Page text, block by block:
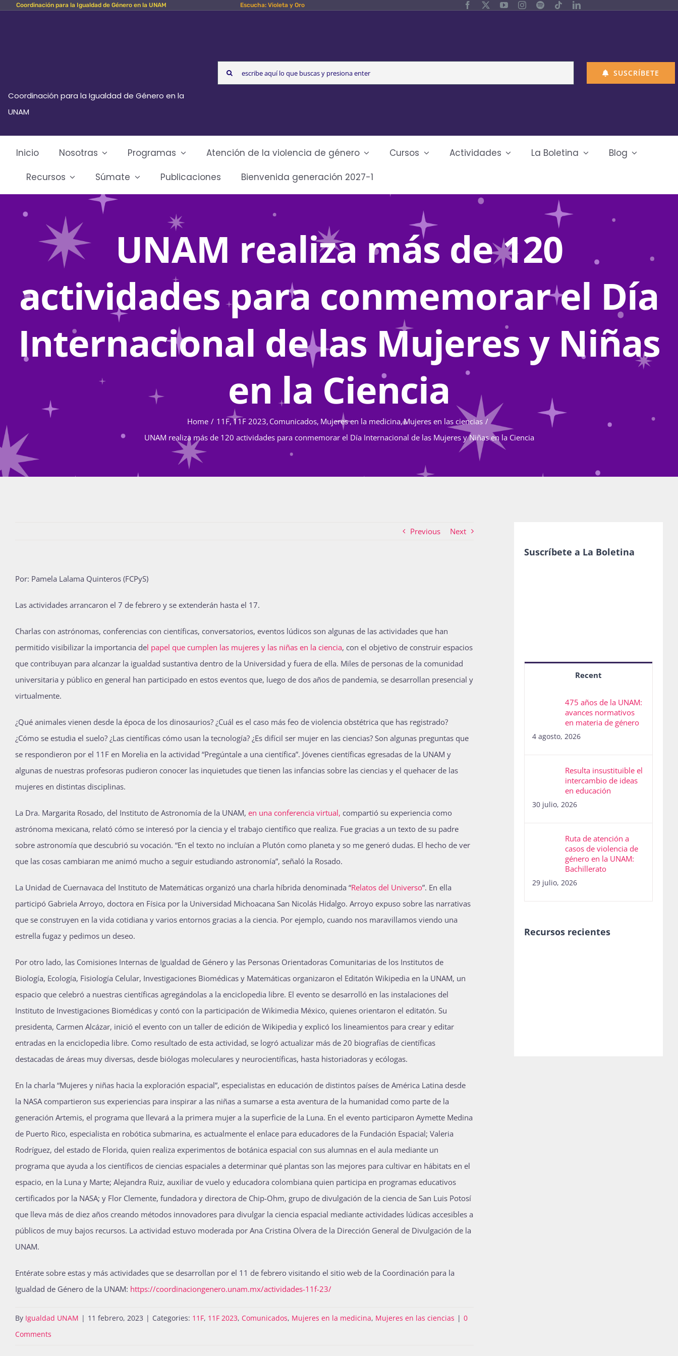
Skip Coordinación para la Igualdad de Género en la UNAM Escucha: Violeta y Oro
Coordinación para la Igualdad de Género en la
UNAM
Search
for:
SUSCRÍBETE
Inicio Nosotras Programas Atención de la violencia de género Cursos Actividades La Boletina
Blog
Recursos
Súmate Publicaciones Bienvenida generación 2027-1
UNAM realiza más de 120
actividades para conmemorar el Día
Internacional de las Mujeres y Niñas
en la Ciencia
Home 11F 11F 2023 Comunicados Mujeres en la medicina Mujeres en las ciencias
UNAM realiza más de 120 actividades para conmemorar el Día Internacional de las Mujeres y Niñas en la Ciencia
Previous Next
Por: Pamela Lalama Quinteros (FCPyS)
Las actividades arrancaron el 7 de febrero y se extenderán hasta el 17.
Charlas con astrónomas, conferencias con científicas, conversatorios, eventos lúdicos son algunas de las actividades que han
permitido visibilizar la importancia del papel que cumplen las mujeres y las niñas en la ciencia, con el objetivo de construir espacios
que contribuyan para alcanzar la igualdad sustantiva dentro de la Universidad y fuera de ella. Miles de personas de la comunidad
universitaria y público en general han participado en estos eventos que, luego de dos años de pandemia, se desarrollan presencial y
virtualmente.
¿Qué animales vienen desde la época de los dinosaurios? ¿Cuál es el caso más feo de violencia obstétrica que has registrado?
¿Cómo se estudia el suelo? ¿Las científicas cómo usan la tecnología? ¿Es difícil ser mujer en las ciencias? Son algunas preguntas que
se respondieron por el 11F en Morelia en la actividad “Pregúntale a una científica”. Jóvenes científicas egresadas de la UNAM y
algunas de nuestras profesoras pudieron conocer las inquietudes que tienen las infancias sobre las ciencias y el quehacer de las
mujeres en distintas disciplinas.
La Dra. Margarita Rosado, del Instituto de Astronomía de la UNAM, en una conferencia virtual, compartió su experiencia como
astrónoma mexicana, relató cómo se interesó por la ciencia y el trabajo científico que realiza. Fue gracias a un texto de su padre
sobre astronomía que descubrió su vocación. “En el texto no incluían a Plutón como planeta y so me generó dudas. El hecho de ver
que las cosas cambiaran me animó mucho a seguir estudiando astronomía”, señaló la Rosado.
La Unidad de Cuernavaca del Instituto de Matemáticas organizó una charla híbrida denominada “Relatos del Universo”. En ella
participó Gabriela Arroyo, doctora en Física por la Universidad Michoacana San Nicolás Hidalgo. Arroyo expuso sobre las narrativas
que se construyen en la vida cotidiana y varios entornos gracias a la ciencia. Por ejemplo, cuando nos maravillamos viendo una
estrella fugaz y pedimos un deseo.
Por otro lado, las Comisiones Internas de Igualdad de Género y las Personas Orientadoras Comunitarias de los Institutos de
Biología, Ecología, Fisiología Celular, Investigaciones Biomédicas y Matemáticas organizaron el Editatón Wikipedia en la UNAM, un
espacio que celebró a nuestras científicas agregándolas a la enciclopedia libre. El evento se desarrolló en las instalaciones del
Instituto de Investigaciones Biomédicas y contó con la participación de Wikimedia México, quienes orientaron el editatón. Su
presidenta, Carmen Alcázar, inició el evento con un taller de edición de Wikipedia y explicó los lineamientos para crear y editar
entradas en la enciclopedia libre. Como resultado de esta actividad, se logró actualizar más de 20 biografías de científicas
destacadas de áreas muy diversas, desde biólogas moleculares y neurocientíficas, hasta historiadoras y ecólogas.
En la charla “Mujeres y niñas hacia la exploración espacial”, especialistas en educación de distintos países de América Latina desde
la NASA compartieron sus experiencias para inspirar a las niñas a sumarse a esta aventura de la humanidad como parte de la
generación Artemis, el programa que llevará a la primera mujer a la superficie de la Luna. En el evento participaron Aymette Medina
de Puerto Rico, especialista en robótica submarina, es actualmente el enlace para educadores de la Fundación Espacial; Valeria
Rodríguez, del estado de Florida, quien realiza experimentos de botánica espacial con sus alumnas en el aula mediante un
programa que ayuda a los científicos de ciencias espaciales a determinar qué plantas son las mejores para cultivar en hábitats en el
espacio, en la Luna y Marte; Alejandra Ruiz, auxiliar de vuelo y educadora colombiana quien participa en programas educativos
certificados por la NASA; y Flor Clemente, fundadora y directora de Chip-Ohm, grupo de divulgación de la ciencia de San Luis Potosí
que lleva más de diez años creando métodos innovadores para divulgar la ciencia espacial mediante actividades lúdicas accesibles a
públicos de muy bajos recursos. La actividad estuvo moderada por Ana Cristina Olvera de la Dirección General de Divulgación de la
UNAM.
Entérate sobre estas y más actividades que se desarrollan por el 11 de febrero visitando el sitio web de la Coordinación para la
Igualdad de Género de la UNAM: https://coordinaciongenero.unam.mx/actividades-11f-23/
By Igualdad UNAM | 11 febrero, 2023 | Categories: 11F, 11F 2023, Comunicados, Mujeres en la medicina, Mujeres en las ciencias | 0
Comments
Suscríbete a La Boletina
Recent
475 años de la UNAM:
avances normativos
en materia de género
4 agosto, 2026
Resulta insustituible el
intercambio de ideas
en educación
30 julio, 2026
Ruta de atención a
casos de violencia de
género en la UNAM:
Bachillerato
29 julio, 2026
Recursos recientes